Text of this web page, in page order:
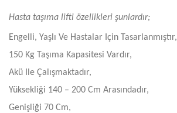
Hasta taşıma lifti özellikleri şunlardır;
Engelli, Yaşlı Ve Hastalar Için Tasarlanmıştır,
150 Kg Taşıma Kapasitesi Vardır,
Akü Ile Çalışmaktadır,
Yüksekliği 140 – 200 Cm Arasındadır,
Genişliği 70 Cm,